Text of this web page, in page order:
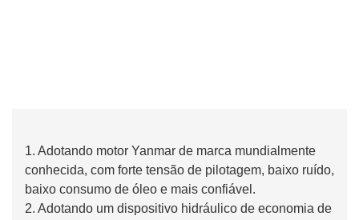
1. Adotando motor Yanmar de marca mundialmente
conhecida, com forte tensão de pilotagem, baixo ruído,
baixo consumo de óleo e mais confiável.
2. Adotando um dispositivo hidráulico de economia de